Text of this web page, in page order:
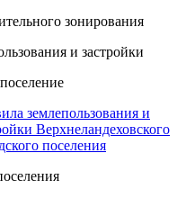
зонирования
и застройки
землепользования и
Верхнеландеховского
поселения